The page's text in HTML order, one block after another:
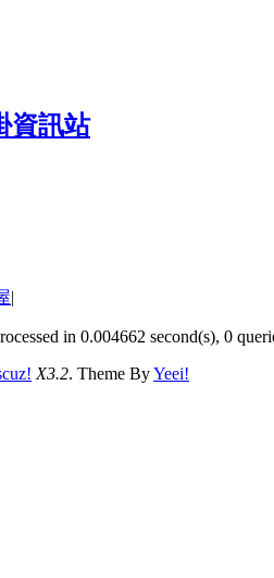
|
in 0.004662 second(s), 0
X3.2. Theme ByYeei!